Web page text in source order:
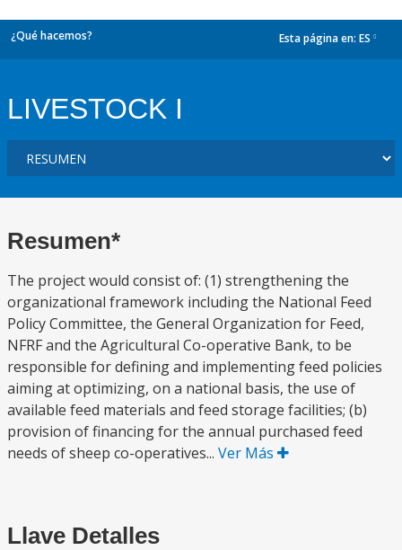
¿Qué hacemos? Esta página en: ES
LIVESTOCK I
Resumen*
The project would consist of: (1) strengthening the
organizational framework including the National Feed
Policy Committee, the General Organization for Feed,
NFRF and the Agricultural Co-operative Bank, to be
responsible for defining and implementing feed policies
aiming at optimizing, on a national basis, the use of
available feed materials and feed storage facilities; (b)
provision of financing for the annual purchased feed
needs of sheep co-operatives... Ver Más
Llave Detalles